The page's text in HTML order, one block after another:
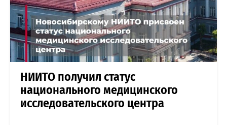
НИИТО получил статус
национального медицинского
исследовательского центра